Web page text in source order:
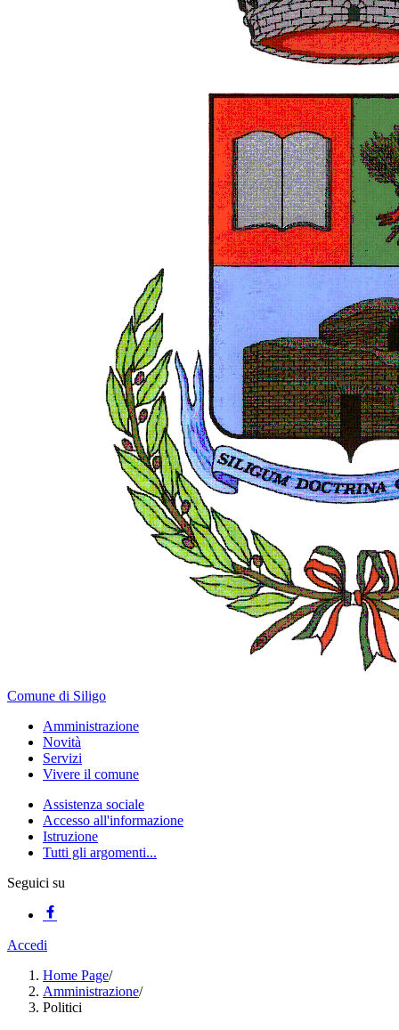
Comune di Siligo
Amministrazione
Novità
Servizi
Vivere il comune
Assistenza sociale
Accesso all'informazione
Istruzione
Tutti gli argomenti...
Seguici su
Accedi
Home Page/
Amministrazione/
Politici